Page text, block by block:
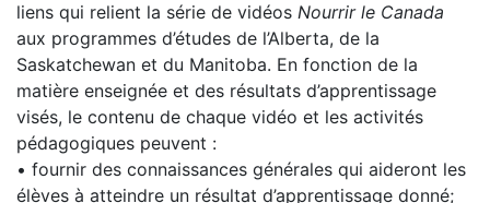
liens qui relient la série de vidéos Nourrir le Canada
aux programmes d’études de l’Alberta, de la
Saskatchewan et du Manitoba. En fonction de la
matière enseignée et des résultats d’apprentissage
visés, le contenu de chaque vidéo et les activités
pédagogiques peuvent :
• fournir des connaissances générales qui aideront les
élèves à atteindre un résultat d’apprentissage donné;